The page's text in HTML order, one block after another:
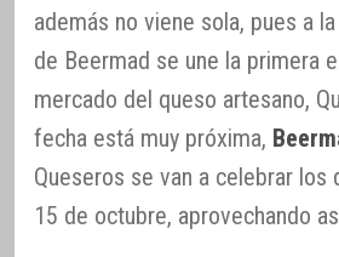
además no viene sola, pues a
de Beermad se une la primera
mercado del queso artesano,
fecha está muy próxima,
Queseros se van a celebrar los
15 de octubre, aprovechando